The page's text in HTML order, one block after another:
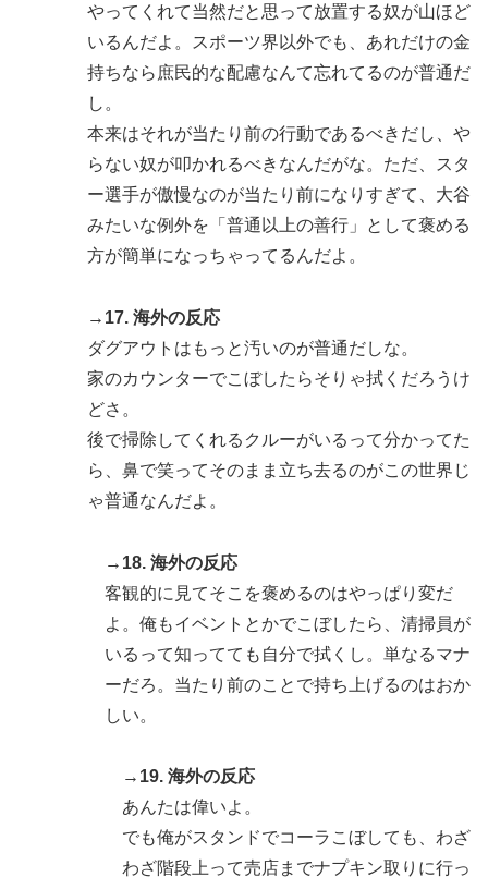
やってくれて当然だと思って放置する奴が山ほど
いるんだよ。スポーツ界以外でも、あれだけの金
持ちなら庶民的な配慮なんて忘れてるのが普通だ
し。
本来はそれが当たり前の行動であるべきだし、や
らない奴が叩かれるべきなんだがな。ただ、スタ
ー選手が傲慢なのが当たり前になりすぎて、大谷
みたいな例外を「普通以上の善行」として褒める
方が簡単になっちゃってるんだよ。
→17. 海外の反応
ダグアウトはもっと汚いのが普通だしな。
家のカウンターでこぼしたらそりゃ拭くだろうけ
どさ。
後で掃除してくれるクルーがいるって分かってた
ら、鼻で笑ってそのまま立ち去るのがこの世界じ
ゃ普通なんだよ。
→18. 海外の反応
客観的に見てそこを褒めるのはやっぱり変だ
よ。俺もイベントとかでこぼしたら、清掃員が
いるって知ってても自分で拭くし。単なるマナ
ーだろ。当たり前のことで持ち上げるのはおか
しい。
→19. 海外の反応
あんたは偉いよ。
でも俺がスタンドでコーラこぼしても、わざ
わざ階段上って売店までナプキン取りに行っ